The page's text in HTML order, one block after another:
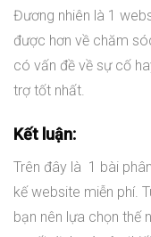
Đương nhiên là 1
được hơn về chăm
có vấn đề về sự cố
trợ tốt nhất.
Kết luận:
Trên đây là 1 bài
kế website miễn phí.
bạn nên lựa chọn thế